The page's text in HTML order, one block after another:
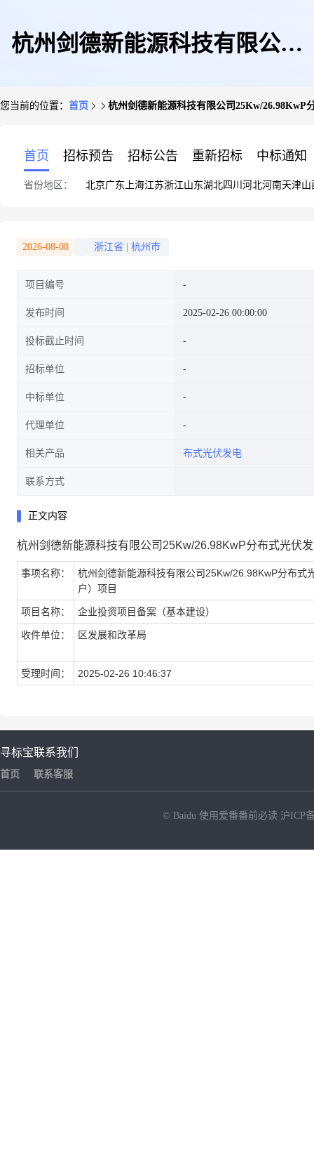
杭州剑德新能源科技有限公司
您当前的位置： 首页 杭州剑德新能源科技有限公司25Kw/26.98KwP
首页 招标预告 招标公告 重新招标 中标通知
省份地区： 北京广东 上海江苏浙江山东湖北四川 河北河南天津山
2026-08-08 浙江省 杭州市
项目编号
发布时间 2025-02-26 00:00:00
投标截止时间
招标单位
中标单位
代理单位
相关产品 布式光伏发电
联系方式
正文内容
杭州剑德新能源科技有限公司25Kw/26.98KwP分布式光伏
事项名称：
杭州剑德新能源科技有限公司25Kw/26.98KwP分布式
户）项目
项目名称： 企业投资项目备案（基本建设）
收件单位： 区发展和改革局
受理时间： 2025-02-26 10:46:37
寻标宝
首页
联系我们
联系客服
© Baidu 使用爱番番前必读 沪ICP